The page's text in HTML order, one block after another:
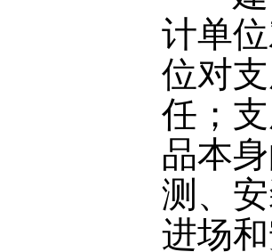
计单
位对
任；
品本
测、
进场